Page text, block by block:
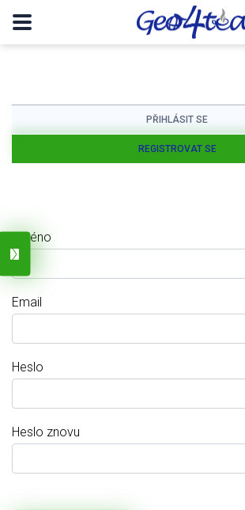
PŘIHLÁSIT SE
REGISTROVAT SE
Jméno
Email
Heslo
Heslo znovu